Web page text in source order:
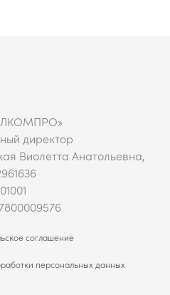
директор
Виолетта Анатольевна,
соглашение
персональных данных